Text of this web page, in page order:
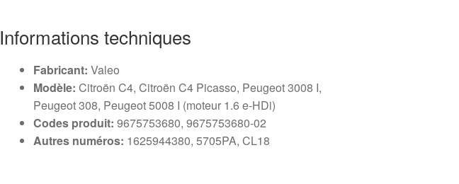
Informations techniques
Fabricant: Valeo
Modèle: Citroën C4, Citroën C4 Picasso, Peugeot 3008 I,
Peugeot 308, Peugeot 5008 I (moteur 1.6 e-HDi)
Codes produit: 9675753680, 9675753680-02
Autres numéros: 1625944380, 5705PA, CL18